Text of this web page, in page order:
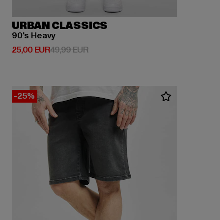
URBAN CLASSICS
90's Heavy
25,00 EUR
Derzeitiger Preis: 25,00 EUR
49,99 EURAktionspreis: 49,99 EUR
-25%